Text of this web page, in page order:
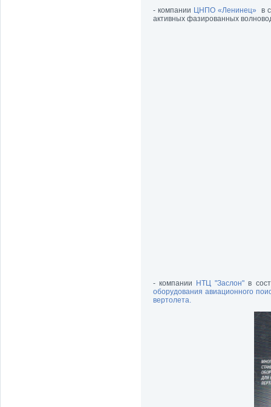
- компании ЦНПО «Ленинец»
в
активных фазированных
- компании НТЦ "Заслон" в
оборудования авиационного
вертолета.